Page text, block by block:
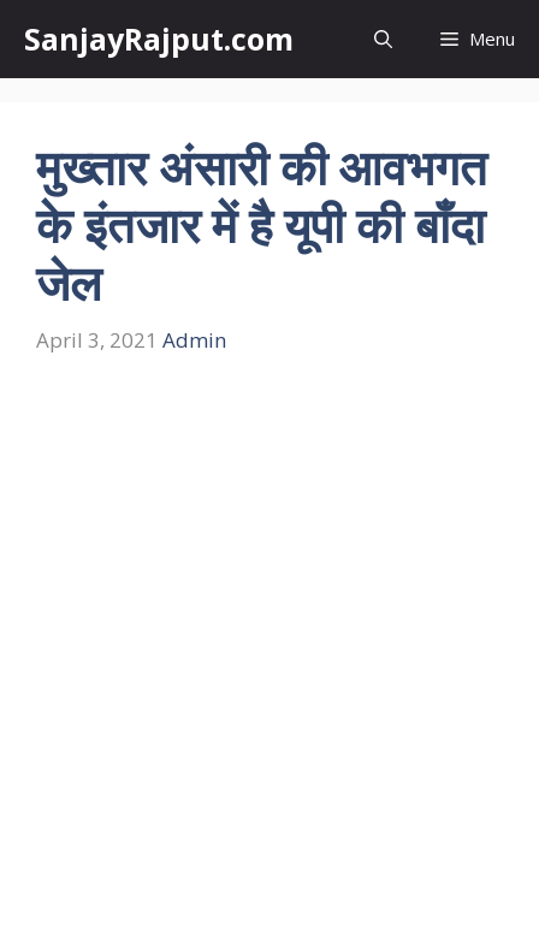
content
SanjayRajput.com Menu
मुख्तार अंसारी की आवभगत
के इंतजार में है यूपी की बाँदा
जेल
April 3, 2021 Admin